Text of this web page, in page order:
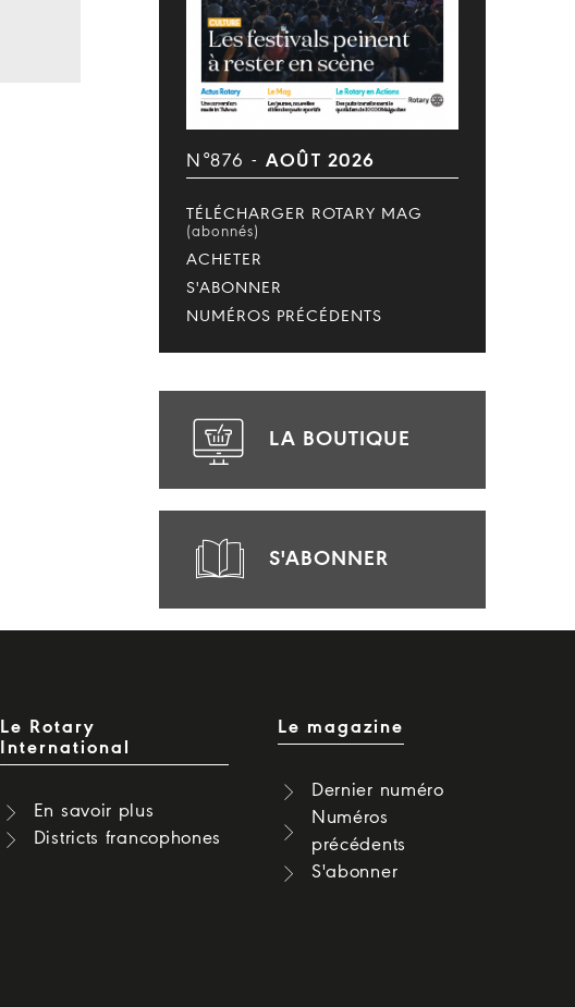
N°876 - AOÛT 2026
TÉLÉCHARGER ROTARY MAG
(abonnés)
ACHETER
S'ABONNER
NUMÉROS PRÉCÉDENTS
LA BOUTIQUE
S'ABONNER
Le Rotary
International
En savoir plus
Districts francophones
Le magazine
Dernier numéro
Numéros
précédents
S'abonner